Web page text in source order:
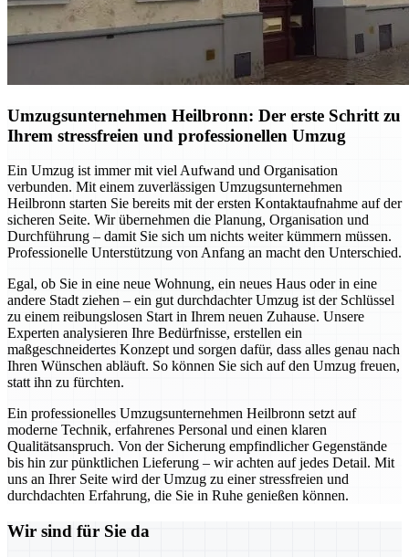
Umzugsunternehmen Heilbronn: Der erste Schritt zu
Ihrem stressfreien und professionellen Umzug
Ein Umzug ist immer mit viel Aufwand und Organisation
verbunden. Mit einem zuverlässigen Umzugsunternehmen
Heilbronn starten Sie bereits mit der ersten Kontaktaufnahme auf der
sicheren Seite. Wir übernehmen die Planung, Organisation und
Durchführung – damit Sie sich um nichts weiter kümmern müssen.
Professionelle Unterstützung von Anfang an macht den Unterschied.
Egal, ob Sie in eine neue Wohnung, ein neues Haus oder in eine
andere Stadt ziehen – ein gut durchdachter Umzug ist der Schlüssel
zu einem reibungslosen Start in Ihrem neuen Zuhause. Unsere
Experten analysieren Ihre Bedürfnisse, erstellen ein
maßgeschneidertes Konzept und sorgen dafür, dass alles genau nach
Ihren Wünschen abläuft. So können Sie sich auf den Umzug freuen,
statt ihn zu fürchten.
Ein professionelles Umzugsunternehmen Heilbronn setzt auf
moderne Technik, erfahrenes Personal und einen klaren
Qualitätsanspruch. Von der Sicherung empfindlicher Gegenstände
bis hin zur pünktlichen Lieferung – wir achten auf jedes Detail. Mit
uns an Ihrer Seite wird der Umzug zu einer stressfreien und
durchdachten Erfahrung, die Sie in Ruhe genießen können.
Wir sind für Sie da